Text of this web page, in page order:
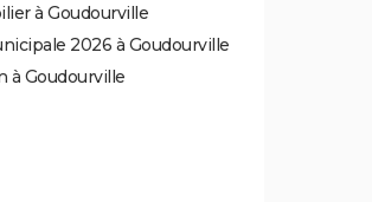
à Goudourville
2026 à Goudourville
à Goudourville